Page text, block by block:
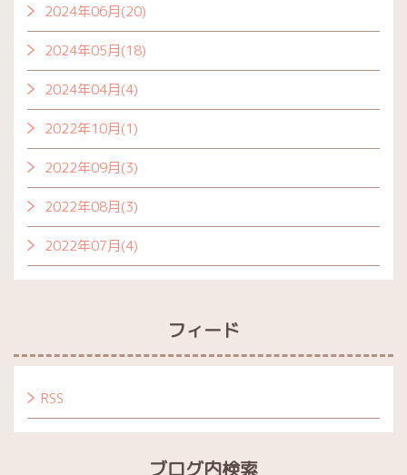
2024年06月(20)
2024年05月(18)
2024年04月(4)
2022年10月(1)
2022年09月(3)
2022年08月(3)
2022年07月(4)
フィード
RSS
ブログ内検索